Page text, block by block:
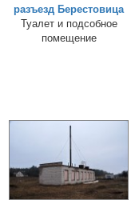
разъезд Берестовица
Туалет и подсобное
помещение